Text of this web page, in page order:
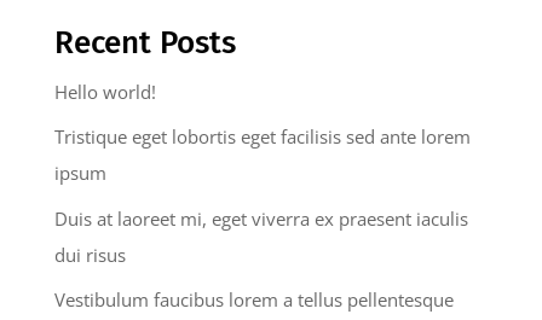
Recent Posts
Hello world!
Tristique eget lobortis eget facilisis sed ante lorem
ipsum
Duis at laoreet mi, eget viverra ex praesent iaculis
dui risus
Vestibulum faucibus lorem a tellus pellentesque